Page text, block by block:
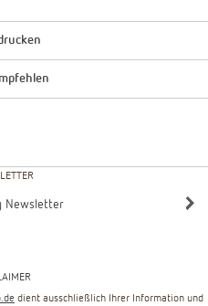
Newsletter
dient ausschließlich Ihrer Information und